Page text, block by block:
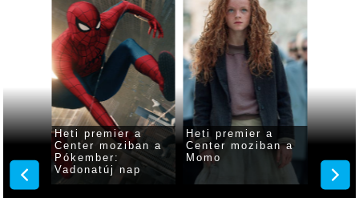
a
Heti premier a
Center moziban a
Pókember:
Vadonatúj nap
Heti premier a
Center moziban a
Momo
Heti